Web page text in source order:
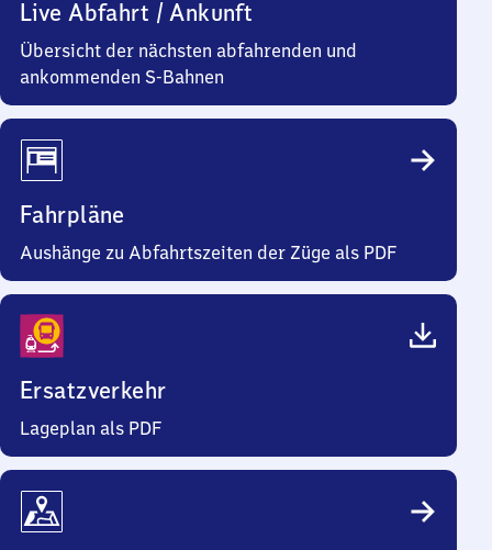
Live Abfahrt / Ankunft
Übersicht der nächsten abfahrenden und
ankommenden S-Bahnen
Fahrpläne
Aushänge zu Abfahrtszeiten der Züge als PDF
Ersatzverkehr
Lageplan als PDF